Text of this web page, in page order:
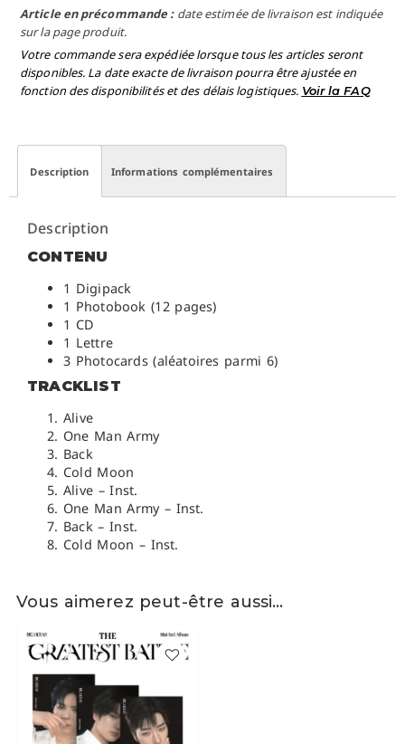
Article en précommande : date estimée de livraison est indiquée
sur la page produit.
Votre commande sera expédiée lorsque tous les articles seront
disponibles. La date exacte de livraison pourra être ajustée en
fonction des disponibilités et des délais logistiques. Voir la FAQ
Description Informations complémentaires
Description
CONTENU
1 Digipack
1 Photobook (12 pages)
1 CD
1 Lettre
3 Photocards (aléatoires parmi 6)
TRACKLIST
Alive
One Man Army
Back
Cold Moon
Alive – Inst.
One Man Army – Inst.
Back – Inst.
Cold Moon – Inst.
Vous aimerez peut-être aussi…